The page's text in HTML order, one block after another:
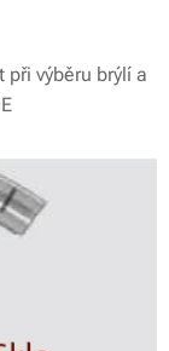
výběru brýlí a